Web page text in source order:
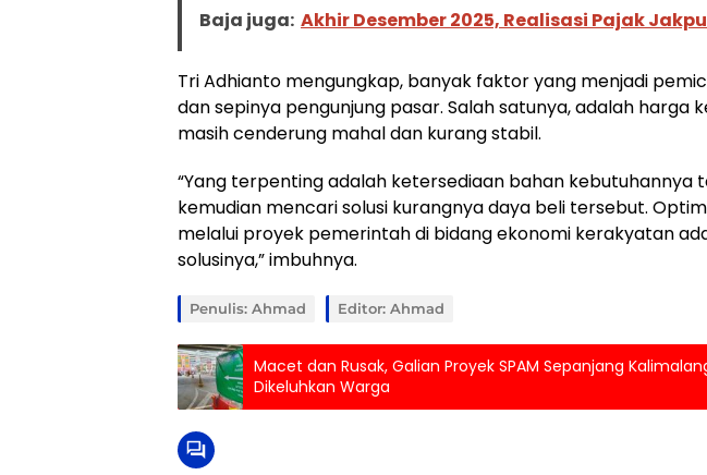
Baja juga: Akhir Desember 2025, Realisasi Pajak
Tri Adhianto mengungkap, banyak faktor yang menjadi
dan sepinya pengunjung pasar. Salah satunya, adalah harga
masih cenderung mahal dan kurang stabil.
“Yang terpenting adalah ketersediaan bahan kebutuhannya
kemudian mencari solusi kurangnya daya beli tersebut.
melalui proyek pemerintah di bidang ekonomi kerakyatan
solusinya,” imbuhnya.
Penulis: Ahmad Editor: Ahmad
Macet dan Rusak, Galian Proyek SPAM Sepanjang
Dikeluhkan Warga